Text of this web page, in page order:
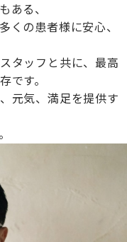
ある、
くの患者様に安心、
タッフと共に、最高
です。
元気、満足を提供す